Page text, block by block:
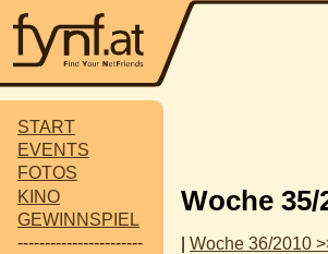
START
EVENTS
FOTOS
KINO
GEWINNSPIEL
-----------------------
Woche 35/
Woche 36/2010